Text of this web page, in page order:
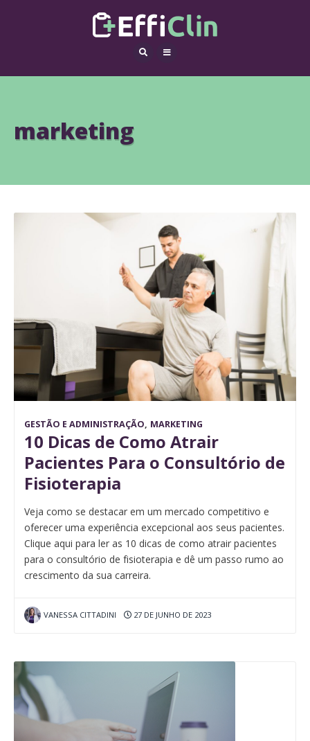
marketing
GESTÃO E ADMINISTRAÇÃO, MARKETING
10 Dicas de Como Atrair
Pacientes Para o Consultório de
Fisioterapia
Veja como se destacar em um mercado competitivo e
oferecer uma experiência excepcional aos seus pacientes.
Clique aqui para ler as 10 dicas de como atrair pacientes
para o consultório de fisioterapia e dê um passo rumo ao
crescimento da sua carreira.
VANESSA CITTADINI 27 DE JUNHO DE 2023